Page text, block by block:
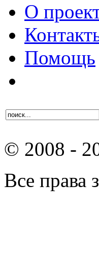
О
Помощь
© 2008 -
Все права